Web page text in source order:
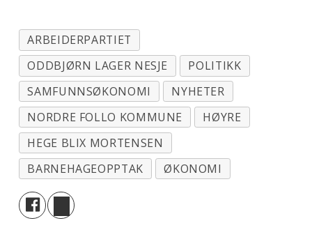
ARBEIDERPARTIET
ODDBJØRN LAGER NESJE
POLITIKK
SAMFUNNSØKONOMI
NYHETER
NORDRE FOLLO KOMMUNE
HØYRE
HEGE BLIX MORTENSEN
BARNEHAGEOPPTAK
ØKONOMI